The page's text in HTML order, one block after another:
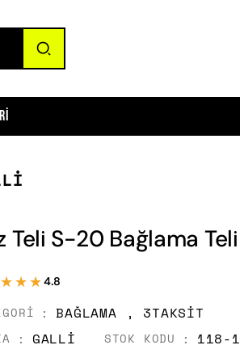
Teli S-20 Bağlama Teli
4.8
BAĞLAMA , 3TAKSIT
GALLİ STOK KODU 118-1